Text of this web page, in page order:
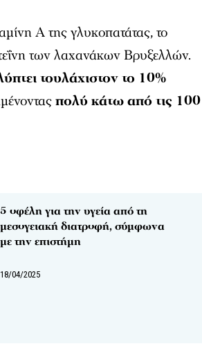
Α της γλυκοπατάτας, το
των λαχανάκων Βρυξελλών.
τουλάχιστον το 10%
πολύ κάτω από τις 100
5 οφέλη για την υγεία από τη
μεσογειακή διατροφή, σύμφωνα
με την επιστήμη
18/04/2025